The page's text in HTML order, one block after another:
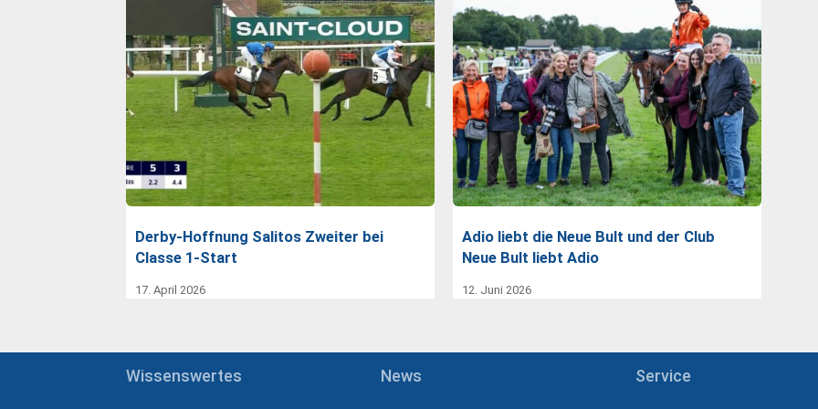
Derby-Hoffnung Salitos Zweiter bei
Classe 1-Start
17. April 2026
Adio liebt die Neue Bult und der Club
Neue Bult liebt Adio
12. Juni 2026
Wissenswertes News Service